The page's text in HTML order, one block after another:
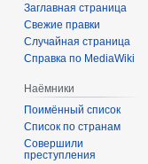
Заглавная страница
Свежие правки
Случайная страница
Справка по MediaWiki
Наёмники
Поимённый список
Список по странам
Совершили
преступления